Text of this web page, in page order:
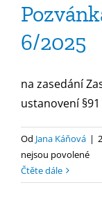
6/2025
na zasedání
ustanovení
Od Jana Káňová |
nejsou povolenéu
s
Čtěte dále